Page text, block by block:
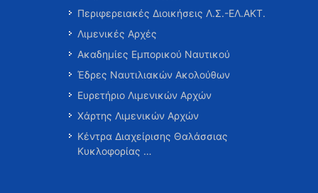
Περιφερειακές Διοικήσεις Λ.Σ.-ΕΛ.ΑΚΤ.
Λιμενικές Αρχές
Ακαδημίες Εμπορικού Ναυτικού
Έδρες Ναυτιλιακών Ακολούθων
Ευρετήριο Λιμενικών Αρχών
Χάρτης Λιμενικών Αρχών
Κέντρα Διαχείρισης Θαλάσσιας
Κυκλοφορίας …